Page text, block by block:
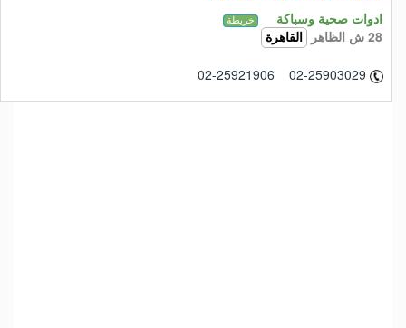
ادوات صحية وسباكة خريطة
28 ش الظاهر القاهرة
02-25921906 02-25903029